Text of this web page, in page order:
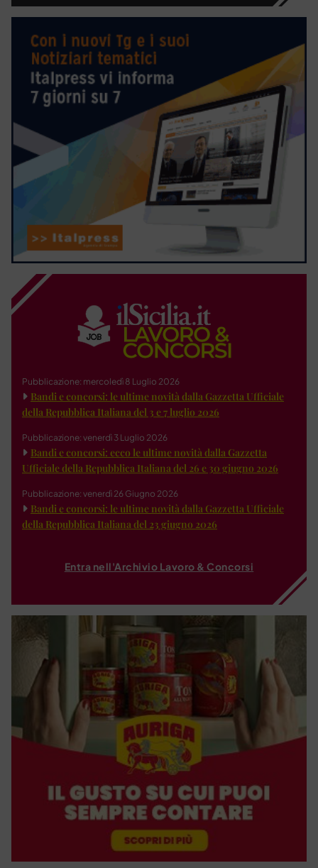
Pubblicazione: mercoledì 8 Luglio 2026
Bandi e concorsi: le ultime novità dalla Gazzetta Ufficiale
della Repubblica Italiana del 3 e 7 luglio 2026
Pubblicazione: venerdì 3 Luglio 2026
Bandi e concorsi: ecco le ultime novità dalla Gazzetta
Ufficiale della Repubblica Italiana del 26 e 30 giugno 2026
Pubblicazione: venerdì 26 Giugno 2026
Bandi e concorsi: le ultime novità dalla Gazzetta Ufficiale
della Repubblica Italiana del 23 giugno 2026
Entra nell'Archivio Lavoro & Concorsi